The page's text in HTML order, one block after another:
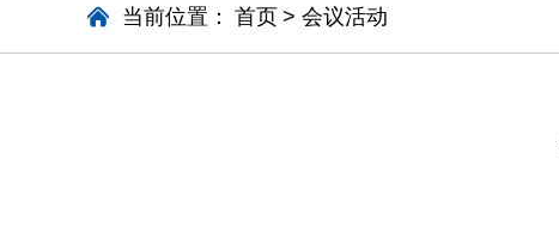
当前位置： 首页 > 会议活动